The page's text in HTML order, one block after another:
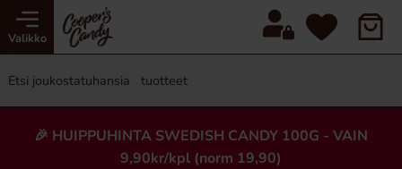
Valikko
🎉 HUIPPUHINTA SWEDISH CANDY 100G - VAIN
9,90kr/kpl (norm 19,90)